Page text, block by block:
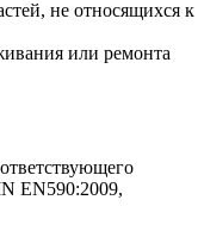
не относящихся к
или ремонта
EN590:2009,